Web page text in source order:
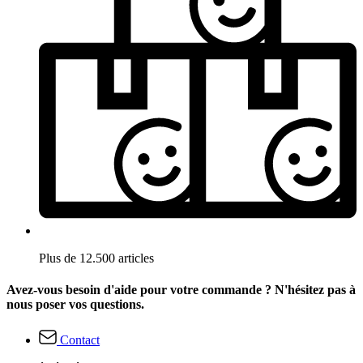
Plus de 12.500 articles
Avez-vous besoin d'aide pour votre commande ? N'hésitez pas à
nous poser vos questions.
Contact